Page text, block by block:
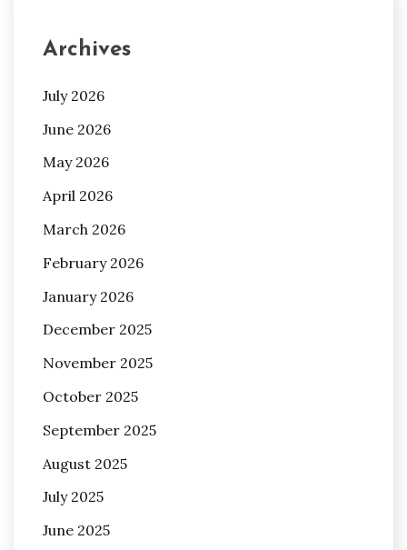
Archives
July 2026
June 2026
May 2026
April 2026
March 2026
February 2026
January 2026
December 2025
November 2025
October 2025
September 2025
August 2025
July 2025
June 2025